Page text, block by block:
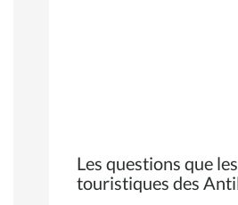
Les questions que
touristiques des